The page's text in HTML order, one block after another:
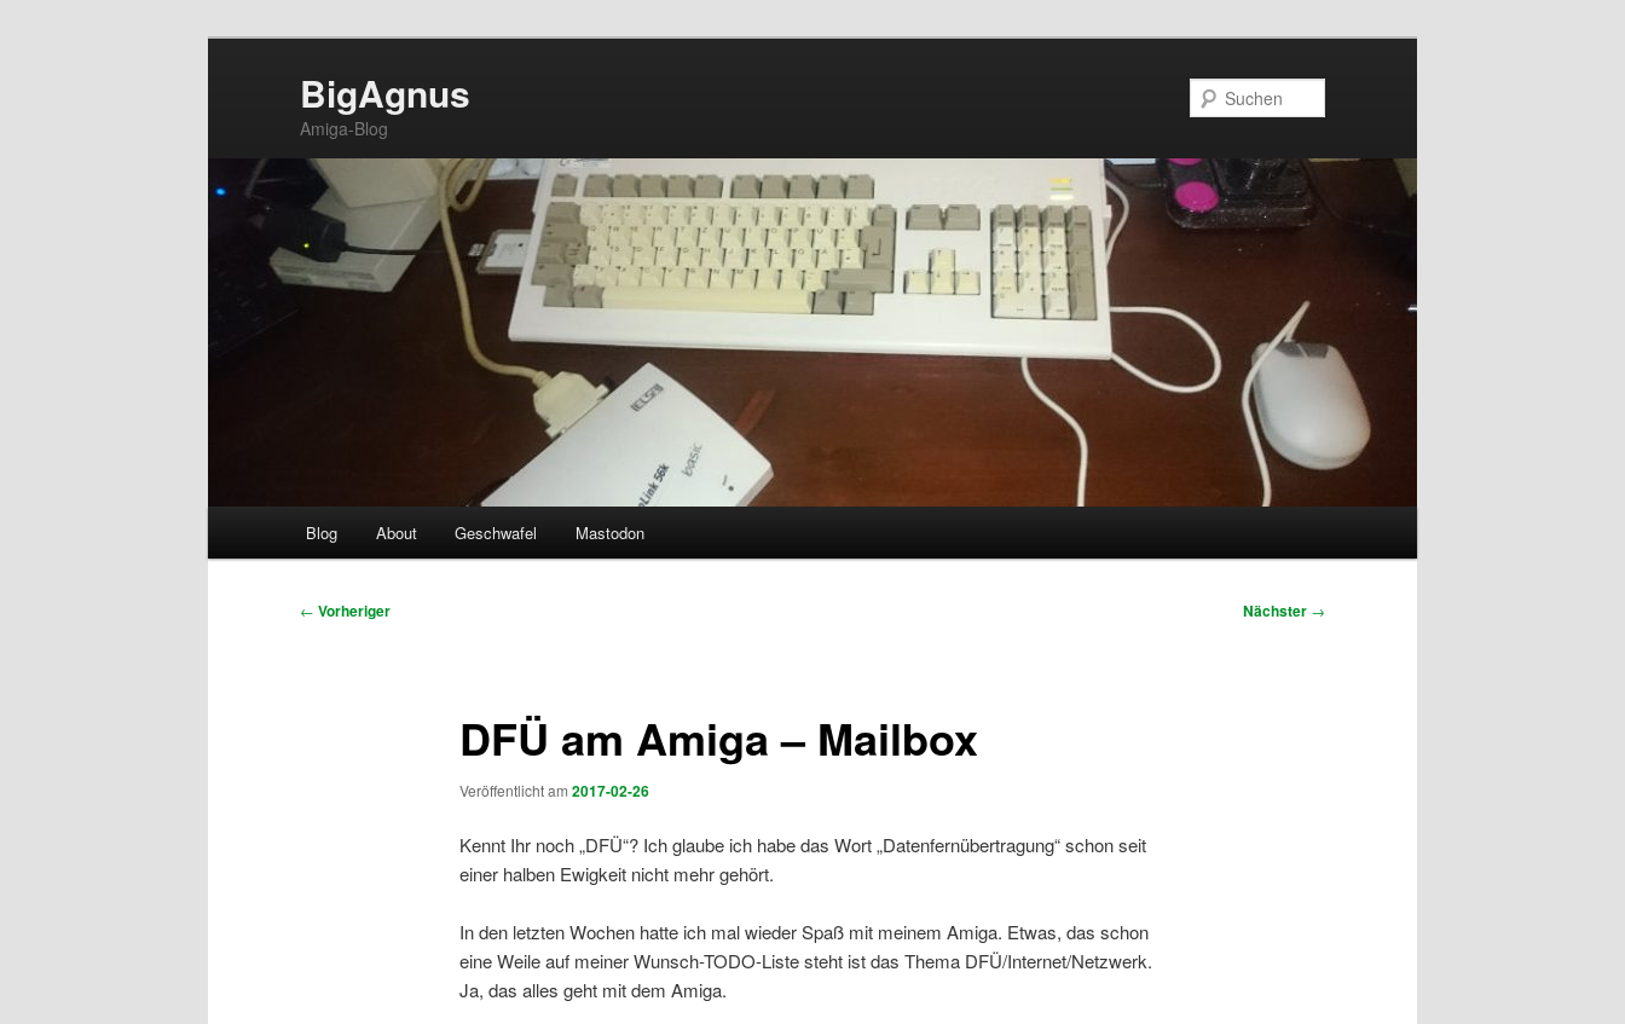
BigAgnus
Amiga-Blog
Blog About Geschwafel Mastodon
Beitragsnavigation
← Vorheriger Nächster →
DFÜ am Amiga – Mailbox
Veröffentlicht am 2017-02-26
Kennt Ihr noch „DFÜ“? Ich glaube ich habe das Wort „Datenfernübertragung“ schon seit
einer halben Ewigkeit nicht mehr gehört.
In den letzten Wochen hatte ich mal wieder Spaß mit meinem Amiga. Etwas, das schon
eine Weile auf meiner Wunsch-TODO-Liste steht ist das Thema DFÜ/Internet/Netzwerk.
Ja, das alles geht mit dem Amiga.